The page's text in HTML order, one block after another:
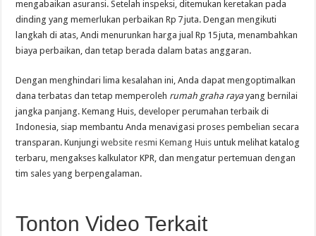
mengabaikan asuransi. Setelah inspeksi, ditemukan keretakan pada
dinding yang memerlukan perbaikan Rp 7 juta. Dengan mengikuti
langkah di atas, Andi menurunkan harga jual Rp 15 juta, menambahkan
biaya perbaikan, dan tetap berada dalam batas anggaran.
Dengan menghindari lima kesalahan ini, Anda dapat mengoptimalkan
dana terbatas dan tetap memperoleh rumah graha rayayang bernilai
jangka panjang. Kemang Huis, developer perumahan terbaik di
Indonesia, siap membantu Anda menavigasi proses pembelian secara
transparan. Kunjungiwebsite resmi Kemang Huis untuk melihat katalog
terbaru, mengakses kalkulator KPR, dan mengatur pertemuan dengan
tim sales yang berpengalaman.
Tonton Video Terkait